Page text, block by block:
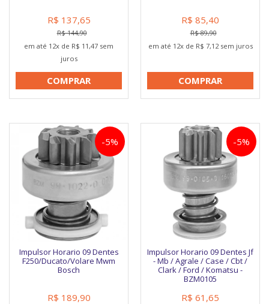
R$ 137,65
R$ 144,90
em até 12x de R$ 11,47 sem
juros
COMPRAR
R$ 85,40
R$ 89,90
em até 12x de R$ 7,12 sem juros
COMPRAR
Impulsor Horario 09 Dentes
F250/Ducato/Volare Mwm
Bosch
-5%
R$ 189,90
Impulsor Horario 09 Dentes Jf
- Mb / Agrale / Case / Cbt /
Clark / Ford / Komatsu -
BZM0105
-5%
R$ 61,65